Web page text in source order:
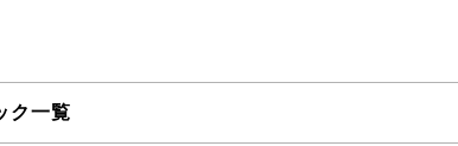
ク一覧